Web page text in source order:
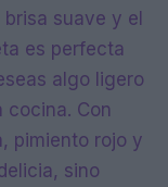
suave y el
es perfecta
algo ligero
cocina. Con
pimiento rojo y
sino